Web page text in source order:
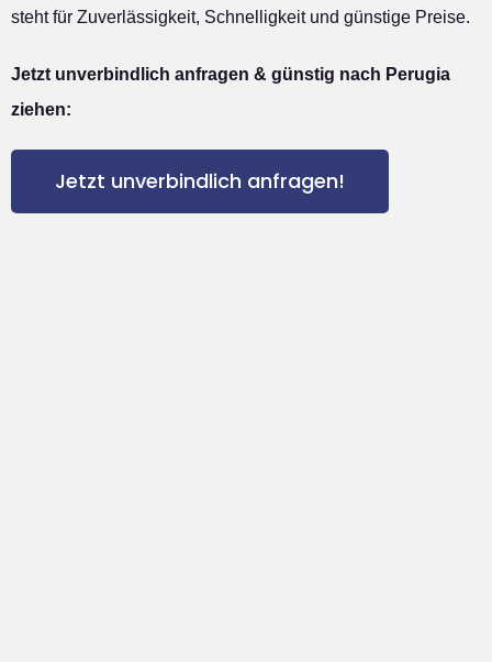
steht für Zuverlässigkeit, Schnelligkeit und günstige Preise.
Jetzt unverbindlich anfragen & günstig nach Perugia
ziehen:
Jetzt unverbindlich anfragen!